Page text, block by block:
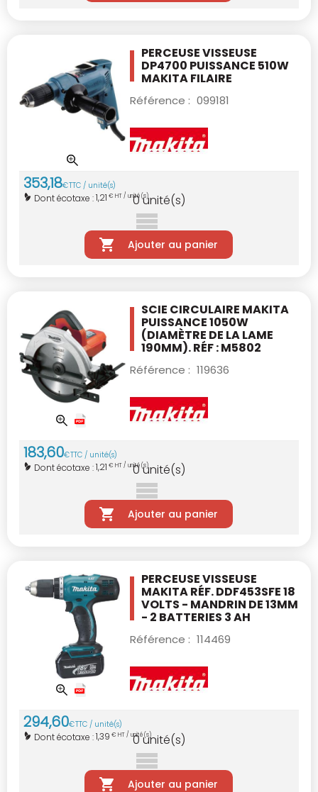
PERCEUSE VISSEUSE
DP4700 PUISSANCE 510W
MAKITA FILAIRE
Référence : 099181
353,18€TTC / unité(s)
Dont écotaxe :1,21 € HT / unité(s)
0unité(s)
Ajouter au panier
SCIE CIRCULAIRE MAKITA
PUISSANCE 1050W
(DIAMÈTRE DE LA LAME
190MM). RÉF : M5802
Référence : 119636
183,60€TTC / unité(s)
Dont écotaxe :1,21 € HT / unité(s)
0unité(s)
Ajouter au panier
PERCEUSE VISSEUSE
MAKITA RÉF. DDF453SFE18
VOLTS - MANDRIN DE 13MM
- 2 BATTERIES 3 AH
Référence : 114469
294,60€TTC / unité(s)
Dont écotaxe :1,39 € HT / unité(s)
0 unité(s)
Ajouter au panier